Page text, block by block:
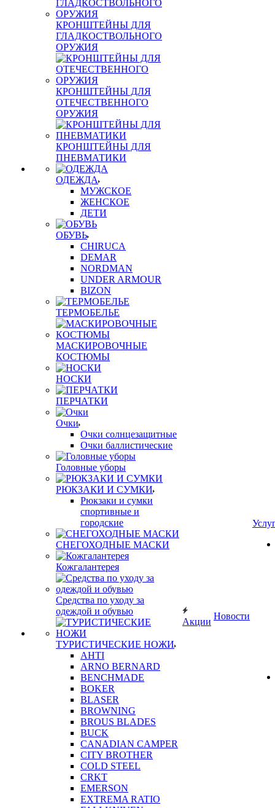
КРОНШТЕЙНЫ ДЛЯ
ГЛАДКОСТВОЛЬНОГО
ОРУЖИЯ
КРОНШТЕЙНЫ ДЛЯ
ОТЕЧЕСТВЕННОГО
ОРУЖИЯ
КРОНШТЕЙНЫ ДЛЯ
ПНЕВМАТИКИ
ОДЕЖДА
МУЖСКОЕ
ЖЕНСКОЕ
ДЕТИ
ОБУВЬ
CHIRUCA
DEMAR
NORDMAN
UNDER ARMOUR
BIZON
ТЕРМОБЕЛЬЕ
МАСКИРОВОЧНЫЕ
КОСТЮМЫ
НОСКИ
ПЕРЧАТКИ
Очки
Очки солнцезащитные
Очки баллистические
Головные уборы
РЮКЗАКИ И СУМКИ
Рюкзаки и сумки
спортивные и
городские
СНЕГОХОДНЫЕ МАСКИ
Кожгалантерея
Средства по уходу за
одеждой и обувью
ТУРИСТИЧЕСКИЕ НОЖИ
AHTI
ARNO BERNARD
BENCHMADE
BOKER
BLASER
BROWNING
BROUS BLADES
BUCK
CANADIAN CAMPER
CITY BROTHER
COLD STEEL
CRKT
EMERSON
EXTREMA RATIO
Акции
Новости